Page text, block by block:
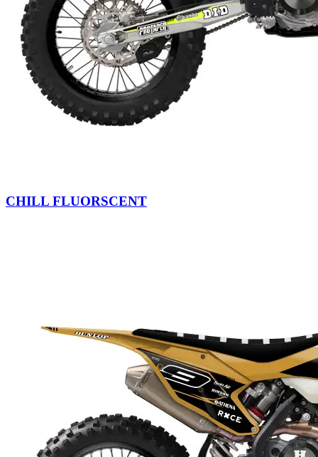
CHILL FLUORSCENT